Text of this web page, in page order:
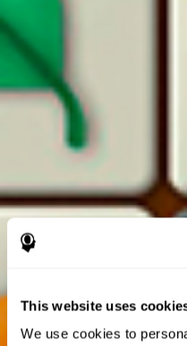
This website uses
We use cookies to